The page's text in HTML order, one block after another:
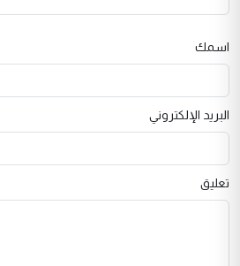
اسمك
البريد الإلكتروني
تعليق